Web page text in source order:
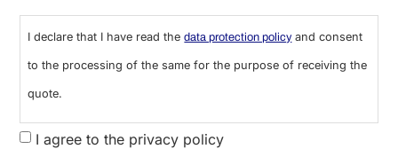
I declare that I have read thedata protection policyand consent
to the processing of the same for the purpose of receiving the
quote.
I agree to the privacy policy